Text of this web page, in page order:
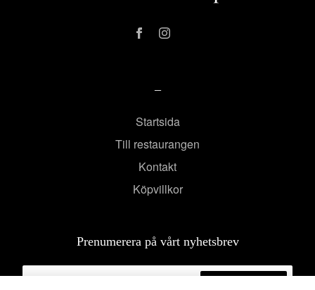
–
Startsida
Till restaurangen
Kontakt
Köpvillkor
Prenumerera på vårt nyhetsbrev